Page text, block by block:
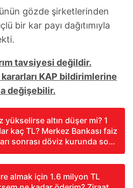
gözde şirketlerinden
bir kar payı dağıtımıyla
tavsiyesi değildir.
KAP bildirimlerine
değişebilir.
yükselirse altın düşer mi? 1
kaç TL? Merkez Bankası faiz
sonrası döviz kurunda son
almak için 1.6 milyon TL